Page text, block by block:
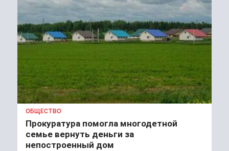
ОБЩЕСТВО
Прокуратура помогла многодетной
семье вернуть деньги за
непостроенный дом